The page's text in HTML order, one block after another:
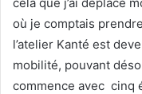
où je comptais
l’atelier Kanté est
mobilité, pouvant
commence avec cinq